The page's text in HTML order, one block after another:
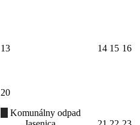
13 14 15 16
20
Komunálny odpad